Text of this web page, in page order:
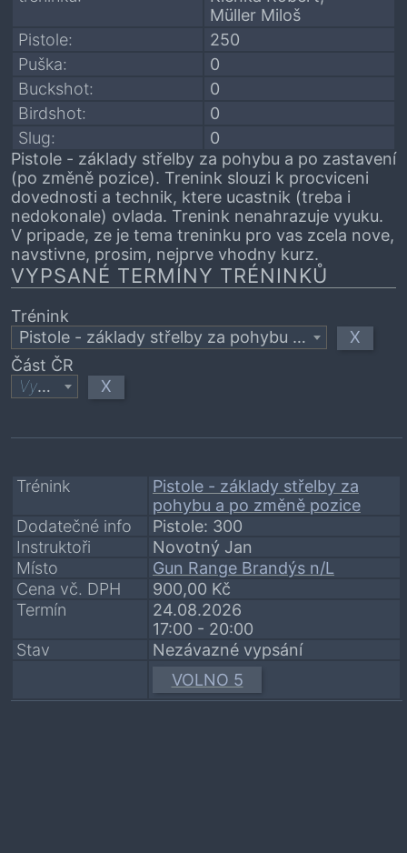
Müller Miloš
Pistole:
250
Puška:
0
Buckshot:
0
Birdshot:
0
Slug:
0
Pistole - základy střelby za pohybu a po zastavení
(po změně pozice). Trenink slouzi k procviceni
dovednosti a technik, ktere ucastnik (treba i
nedokonale) ovlada. Trenink nenahrazuje vyuku.
V pripade, ze je tema treninku pro vas zcela nove,
navstivne, prosim, nejprve vhodny kurz.
VYPSANÉ TERMÍNY TRÉNINKŮ
Trénink
Pistole - základy střelby za pohybu a po změně pozice
X
Část ČR
Vyberte
X
Trénink
Pistole - základy střelby za
pohybu a po změně pozice
Dodatečné info
Pistole: 300
Instruktoři
Novotný Jan
Místo
Gun Range Brandýs n/L
Cena vč. DPH
900,00 Kč
Termín
24.08.2026
17:00 - 20:00
Stav
Nezávazné vypsání
VOLNO 5